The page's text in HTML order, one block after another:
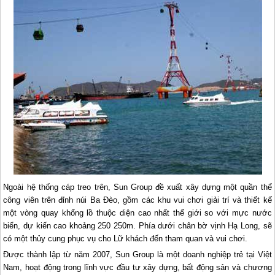
Ngoài hệ thống cáp treo trên, Sun Group đề xuất xây dựng một quần thể
công viên trên đỉnh núi Ba Đèo, gồm các khu vui chơi giải trí và thiết kế
một vòng quay khổng lồ thuộc diện cao nhất thế giới so với mực nước
biển, dự kiến cao khoảng 250 250m. Phía dưới chân bờ vịnh Hạ Long, sẽ
có một thủy cung phục vụ cho Lữ khách đến tham quan và vui chơi.
Được thành lập từ năm 2007, Sun Group là một doanh nghiệp trẻ tại Việt
Nam, hoạt động trong lĩnh vực đầu tư xây dựng, bất động sản và chương